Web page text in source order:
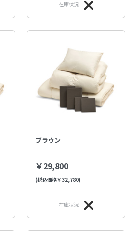
在庫状況
ブラウン
￥29,800
(税込価格￥32,780)
在庫状況